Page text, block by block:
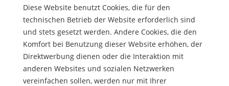
Diese Website benutzt Cookies, die für den
technischen Betrieb der Website erforderlich sind
und stets gesetzt werden. Andere Cookies, die den
Komfort bei Benutzung dieser Website erhöhen, der
Direktwerbung dienen oder die Interaktion mit
anderen Websites und sozialen Netzwerken
vereinfachen sollen, werden nur mit Ihrer